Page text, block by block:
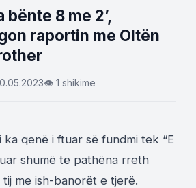
bënte 8 me 2’,
raportin me Oltën
👁 1 shikime
ka qenë i ftuar së fundmi tek “E
shumë të pathëna rreth
tij me ish-banorët e tjerë.